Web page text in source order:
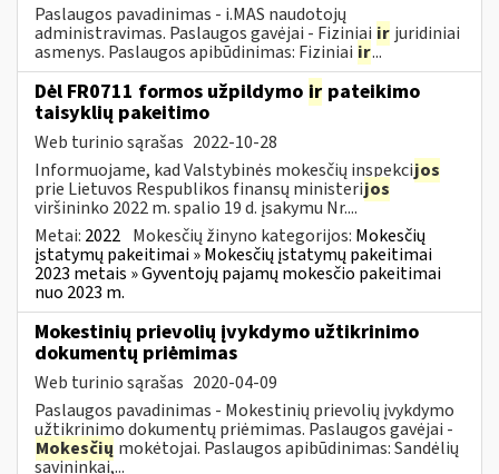
Paslaugos pavadinimas - i.MAS naudotojų
administravimas. Paslaugos gavėjai - Fiziniai ir juridiniai
asmenys. Paslaugos apibūdinimas: Fiziniai ir...
Dėl FR0711 formos užpildymo ir pateikimo
taisyklių pakeitimo
Web turinio sąrašas 2022-10-28
Informuojame, kad Valstybinės mokesčių inspekcijos
prie Lietuvos Respublikos finansų ministerijos
viršininko 2022 m. spalio 19 d. įsakymu Nr....
Metai: 2022 Mokesčių žinyno kategorijos: Mokesčių
įstatymų pakeitimai » Mokesčių įstatymų pakeitimai
2023 metais » Gyventojų pajamų mokesčio pakeitimai
nuo 2023 m.
Mokestinių prievolių įvykdymo užtikrinimo
dokumentų priėmimas
Web turinio sąrašas 2020-04-09
Paslaugos pavadinimas - Mokestinių prievolių įvykdymo
užtikrinimo dokumentų priėmimas. Paslaugos gavėjai -
Mokesčių mokėtojai. Paslaugos apibūdinimas: Sandėlių
savininkai,...